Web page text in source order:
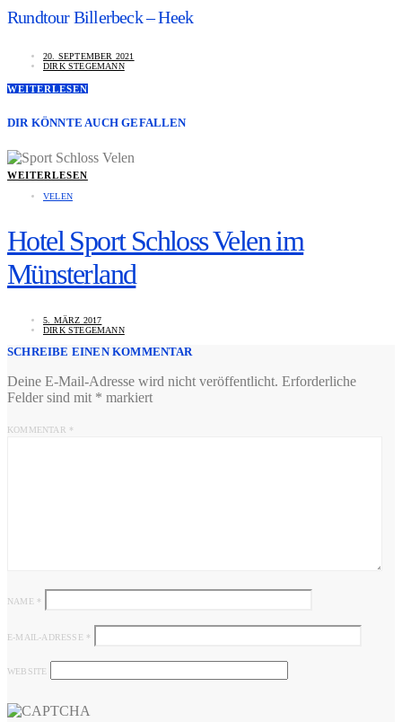
Rundtour Billerbeck – Heek
20. SEPTEMBER 2021
DIRK STEGEMANN
WEITERLESEN
DIR KÖNNTE AUCH GEFALLEN
WEITERLESEN
VELEN
Hotel Sport Schloss Velen im
Münsterland
5. MÄRZ 2017
DIRK STEGEMANN
SCHREIBE EINEN KOMMENTAR
Deine E-Mail-Adresse wird nicht veröffentlicht. Erforderliche
Felder sind mit * markiert
KOMMENTAR *
NAME *
E-MAIL-ADRESSE *
WEBSITE